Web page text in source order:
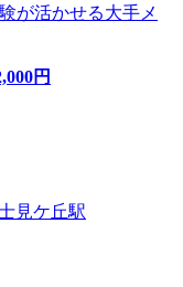
が活かせる大手メ
円
見ケ丘駅